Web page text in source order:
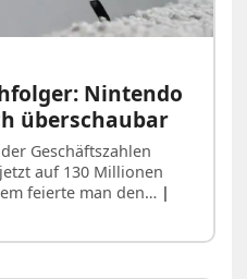
Nintendo
überschaubar
Geschäftszahlen
auf 130 Millionen
feierte man den… |